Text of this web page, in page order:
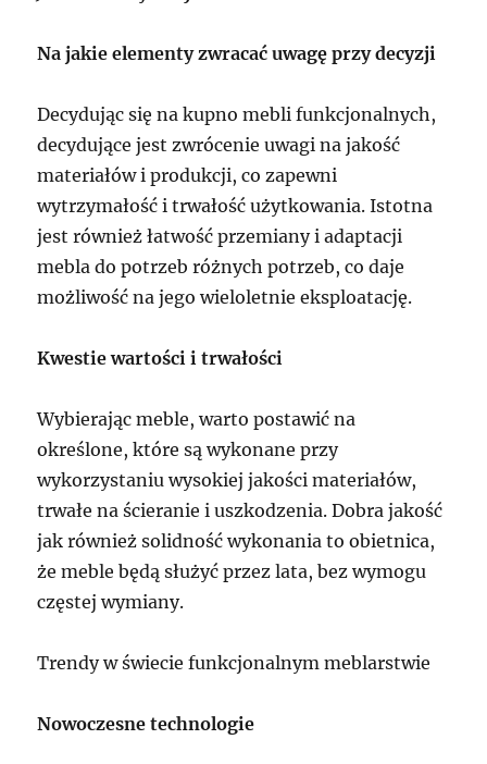
Na jakie elementy zwracać uwagę przy decyzji
Decydując się na kupno mebli funkcjonalnych,
decydujące jest zwrócenie uwagi na jakość
materiałów i produkcji, co zapewni
wytrzymałość i trwałość użytkowania. Istotna
jest również łatwość przemiany i adaptacji
mebla do potrzeb różnych potrzeb, co daje
możliwość na jego wieloletnie eksploatację.
Kwestie wartości i trwałości
Wybierając meble, warto postawić na
określone, które są wykonane przy
wykorzystaniu wysokiej jakości materiałów,
trwałe na ścieranie i uszkodzenia. Dobra jakość
jak również solidność wykonania to obietnica,
że meble będą służyć przez lata, bez wymogu
częstej wymiany.
Trendy w świecie funkcjonalnym meblarstwie
Nowoczesne technologie